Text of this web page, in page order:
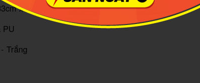
x 25.5cm x 50cm
PU
Trắng